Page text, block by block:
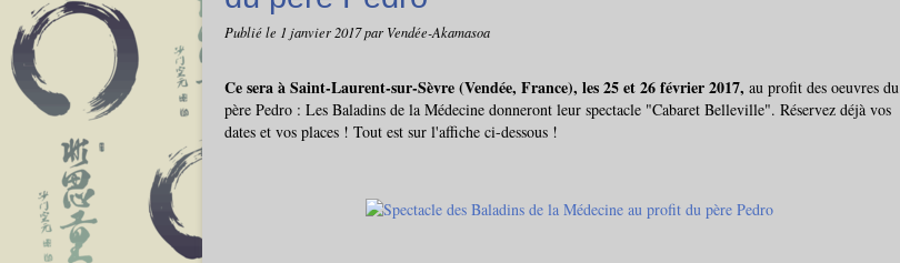
Publié le 1 janvier 2017par Vendée-Akamasoa
Ce sera à Saint-Laurent-sur-Sèvre (Vendée, France), les 25 et 26 février 2017, au profit des oeuvres du
père Pedro : Les Baladins de la Médecine donneront leur spectacle "Cabaret Belleville". Réservez déjà vos
dates et vos places ! Tout est sur l'affiche ci-dessous !